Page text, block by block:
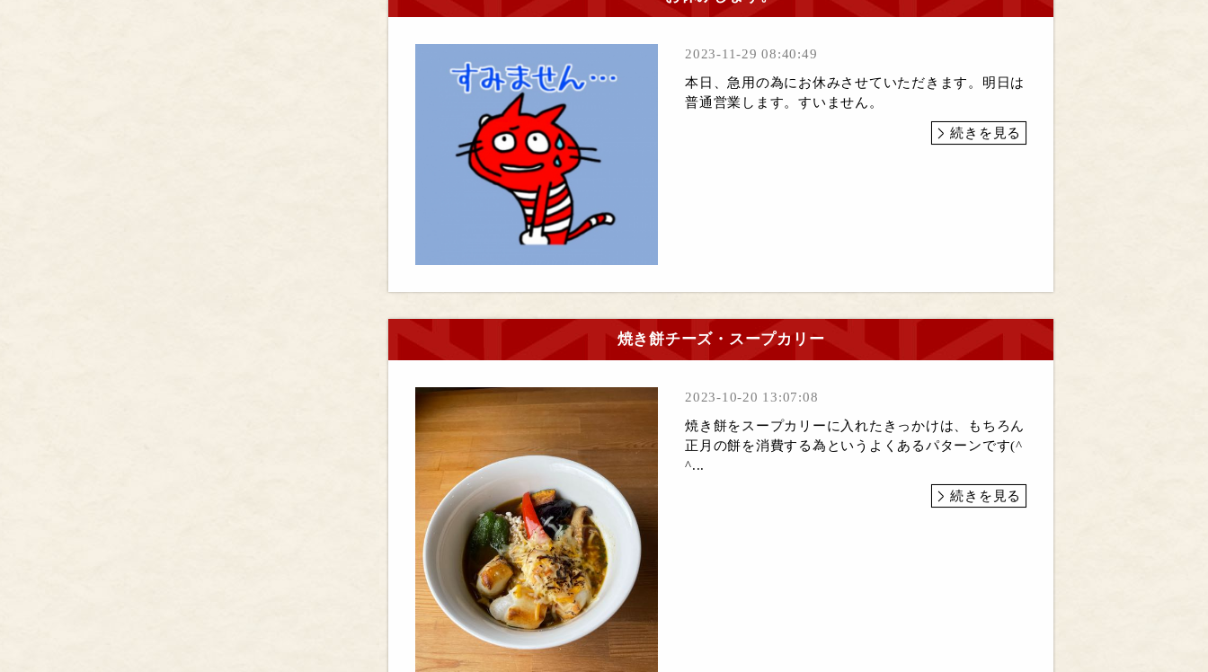
2023-11-29 08:40:49
本日、急用の為にお休みさせていただきます。明日は
普通営業します。すいません。
続きを見る
焼き餅チーズ・スープカリー
2023-10-20 13:07:08
焼き餅をスープカリーに入れたきっかけは、もちろん
正月の餅を消費する為というよくあるパターンです(^
^...
続きを見る